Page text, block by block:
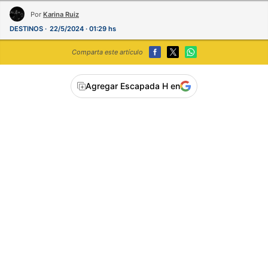
Por Karina Ruiz
DESTINOS
22/5/2024 · 01:29 hs
Comparta este artículo
Agregar Escapada H en